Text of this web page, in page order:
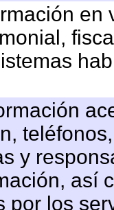
y
así
por los